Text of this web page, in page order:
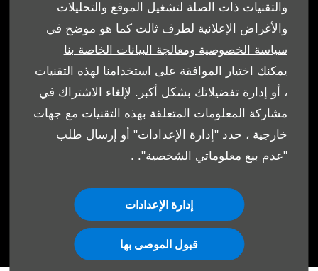
والتقنيات ذات الصلة لتشغيل الموقع والتحليلات
والأغراض الإعلانية لطرف ثالث كما هو موضح في
سياسة الخصوصية ومعالجة البيانات الخاصة بنا
يمكنك اختيار الموافقة على استخدامنا لهذه التقنيات
، أو إدارة تفضيلاتك بشكل أكبر. لإلغاء الاشتراك في
مشاركة المعلومات المتعلقة بهذه التقنيات مع جهات
خارجية ، حدد "إدارة الإعدادات" أو إرسال طلب
"عدم بيع معلوماتي الشخصية". .
إدارة الإعدادات
قبول الموصى بها
© شركة إبراهيم الجفالي و اخوانه للسيارات 2026. كل الحقوق
محفوظة
الشروط والأحكام
سياسة ملفات الارتباط
حماية البيانات